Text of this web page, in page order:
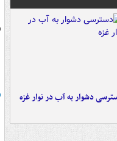
دشوار به آب در نوار غزه